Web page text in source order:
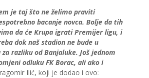
je taj što ne želimo praviti
bacanje novca. Bolje da tih
da će Krupa igrati Premijer ligu, i
dok naš stadion ne bude u
razliku od Banjaluke. Još jednom
odluku FK Borac, ali ako i
Ilić, koji je dodao i ovo: